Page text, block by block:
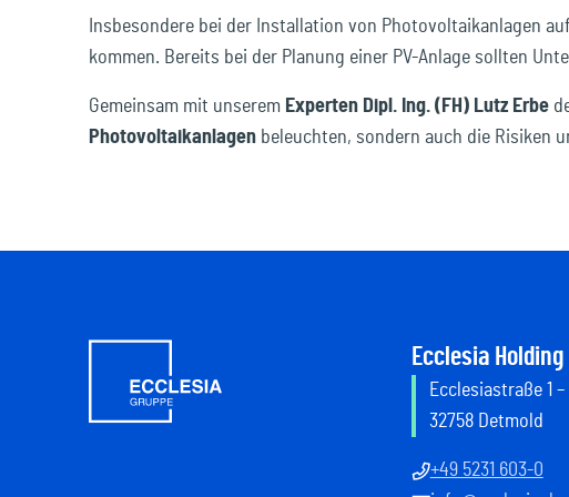
Insbesondere bei der Installation von Photovoltaikanlagen auf
kommen. Bereits bei der Planung einer PV-Anlage sollten
Gemeinsam mit unserem Experten Dipl. Ing. (FH) Lutz Erbe
Photovoltaikanlagen beleuchten, sondern auch die Risiken
Ecclesia Holding
Ecclesiastraße 1 –
32758 Detmold
+49 5231 603-0